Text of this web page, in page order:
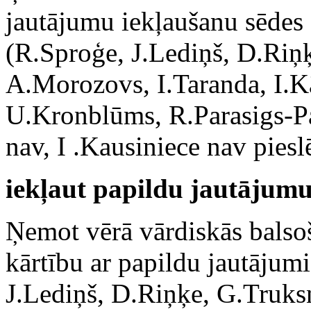
jautājumu iekļaušanu
(R.Sproģe, J.Lediņš,
A.Morozovs, I.Taranda,
U.Kronblūms, R.Parasigs-
nav, I .Kausiniece nav
iekļaut papildu
Ņemot vērā vārdiskās
kārtību ar papildu
J.Lediņš, D.Riņķe,